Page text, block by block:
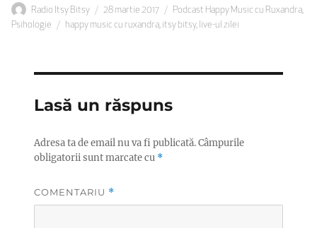
Autor
Radio Itsy Bitsy
Publicat
pe
28 martie 2017 Categorii
Podcast Happy Music cu Ruxandra,
Psihologie
Etichete
happy music cu ruxandra, itsy bitsy, live-ul zilei
Lasă un răspuns
Adresa ta de email nu va fi publicată.Câmpurile
obligatorii sunt marcate cu *
COMENTARIU *